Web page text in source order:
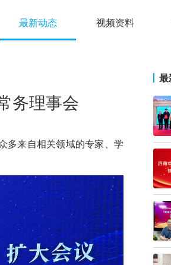
最新动态 视频资料
最
务理事会
多来自相关领域的专家、学